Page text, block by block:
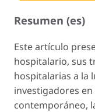
Resumen (es)
Este artículo
hospitalario, sus
hospitalarias a la
investigadores
contemporáneo,